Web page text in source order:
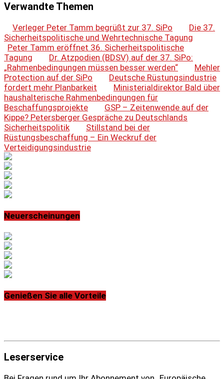
Verwandte Themen
Verleger Peter Tamm begrüßt zur 37. SiPo
Die 37.
Sicherheitspolitische und Wehrtechnische Tagung
Peter Tamm eröffnet 36. Sicherheitspolitische
Tagung
Dr. Atzpodien (BDSV) auf der 37. SiPo:
„Rahmenbedingungen müssen besser werden“
Mehler
Protection auf der SiPo
Deutsche Rüstungsindustrie
fordert mehr Planbarkeit
Ministerialdirektor Bald über
haushalterische Rahmenbedingungen für
Beschaffungsprojekte
GSP – Zeitenwende auf der
Kippe? Petersberger Gespräche zu Deutschlands
Sicherheitspolitik
Stillstand bei der
Rüstungsbeschaffung – Ein Weckruf der
Verteidigungsindustrie
Neuerscheinungen
Genießen Sie alle Vorteile
Leserservice